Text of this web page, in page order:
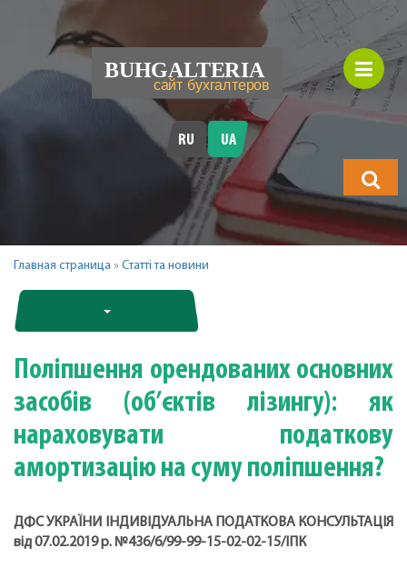
RU UA
Главная страница » Статті та новини
Поліпшення орендованих основних
засобів (об’єктів лізингу): як
нараховувати податкову
амортизацію на суму поліпшення?
ДФС УКРАЇНИ
ІНДИВІДУАЛЬНА ПОДАТКОВА КОНСУЛЬТАЦІЯ
від 07.02.2019 р. №436/6/99-99-15-02-02-15/ІПК